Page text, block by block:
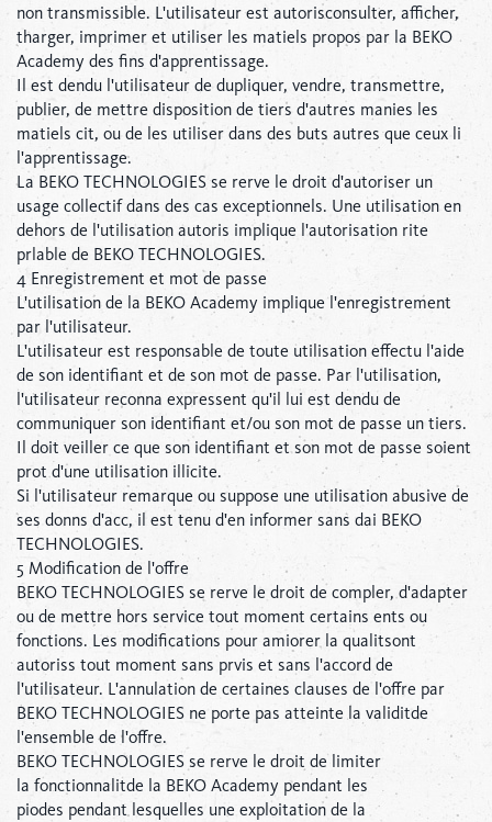
non transmissible. L'utilisateur est autorisconsulter, afficher,
tharger, imprimer et utiliser les matiels propos par la BEKO
Academy des fins d'apprentissage.
Il est dendu l'utilisateur de dupliquer, vendre, transmettre,
publier, de mettre disposition de tiers d'autres manies les
matiels cit, ou de les utiliser dans des buts autres que ceux li
l'apprentissage.
La BEKO TECHNOLOGIES se rerve le droit d'autoriser un
usage collectif dans des cas exceptionnels. Une utilisation en
dehors de l'utilisation autoris implique l'autorisation rite
prlable de BEKO TECHNOLOGIES.
4 Enregistrement et mot de passe
L'utilisation de la BEKO Academy implique l'enregistrement
par l'utilisateur.
L'utilisateur est responsable de toute utilisation effectu l'aide
de son identifiant et de son mot de passe. Par l'utilisation,
l'utilisateur reconna expressent qu'il lui est dendu de
communiquer son identifiant et/ou son mot de passe un tiers.
Il doit veiller ce que son identifiant et son mot de passe soient
prot d'une utilisation illicite.
Si l'utilisateur remarque ou suppose une utilisation abusive de
ses donns d'acc, il est tenu d'en informer sans dai BEKO
TECHNOLOGIES.
5 Modification de l'offre
BEKO TECHNOLOGIES se rerve le droit de compler, d'adapter
ou de mettre hors service tout moment certains ents ou
fonctions. Les modifications pour amiorer la qualitsont
autoriss tout moment sans prvis et sans l'accord de
l'utilisateur. L'annulation de certaines clauses de l'offre par
BEKO TECHNOLOGIES ne porte pas atteinte la validitde
l'ensemble de l'offre.
BEKO TECHNOLOGIES se rerve le droit de limiter
la fonctionnalitde la BEKO Academy pendant les
piodes pendant lesquelles une exploitation de la